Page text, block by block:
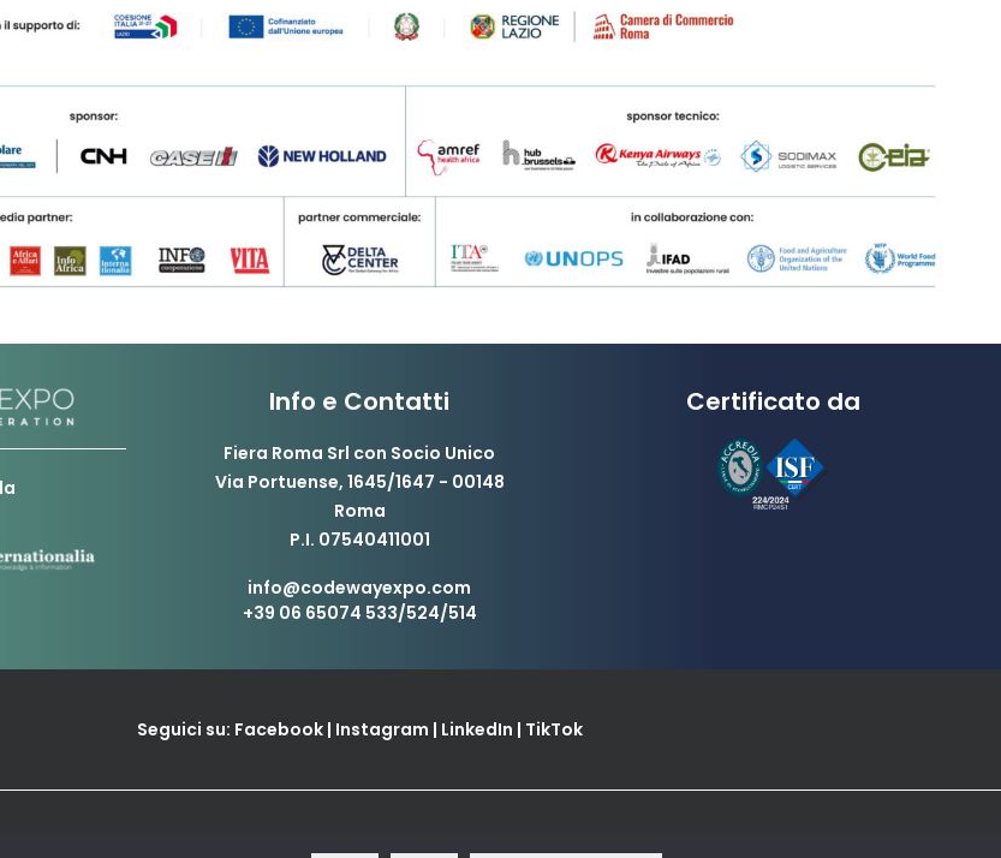
Info e Contatti
Fiera Roma Srl con Socio Unico
Via Portuense, 1645/1647 - 00148
Roma
P.I. 07540411001
info@codewayexpo.com
+39 06 65074 533/524/514
Certificato da
Seguici su: Facebook| Instagram | LinkedIn | TikTok